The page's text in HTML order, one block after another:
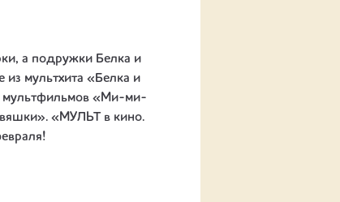
а подружки Белка и
из мультхита «Белка и
мультфильмов «Ми-ми-
«МУЛЬТ в кино.